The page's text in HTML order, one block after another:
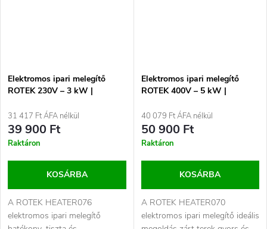
Elektromos ipari melegítő
ROTEK 230V – 3 kW |
31 417 Ft ÁFA nélkül
39 900 Ft
Raktáron
KOSÁRBA
A ROTEK HEATER076
elektromos ipari melegítő
Elektromos ipari melegítő
ROTEK 400V – 5 kW |
40 079 Ft ÁFA nélkül
50 900 Ft
Raktáron
KOSÁRBA
A ROTEK HEATER070
elektromos ipari melegítő ideális